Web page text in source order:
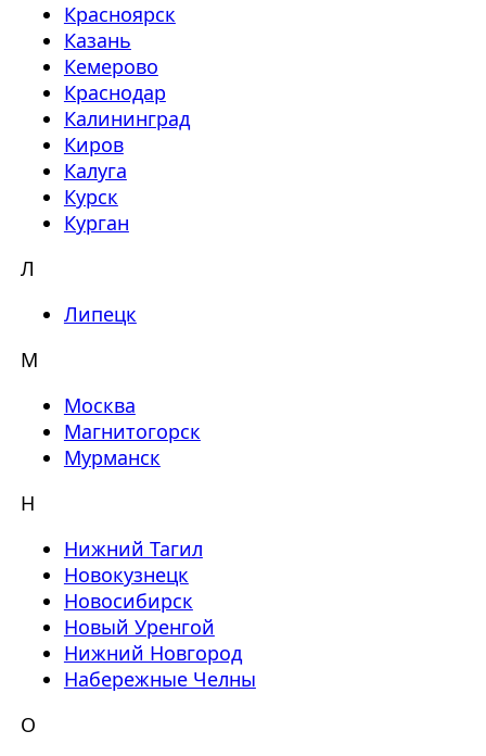
Красноярск
Казань
Кемерово
Краснодар
Калининград
Киров
Калуга
Курск
Курган
Л
Липецк
М
Москва
Магнитогорск
Мурманск
Н
Нижний Тагил
Новокузнецк
Новосибирск
Новый Уренгой
Нижний Новгород
Набережные Челны
О